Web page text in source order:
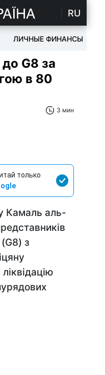
RU
ЛИЧНЫЕ ФИНАНСЫ
G8 за
в 80
3 мин
только
Камаль аль-
(G8) з